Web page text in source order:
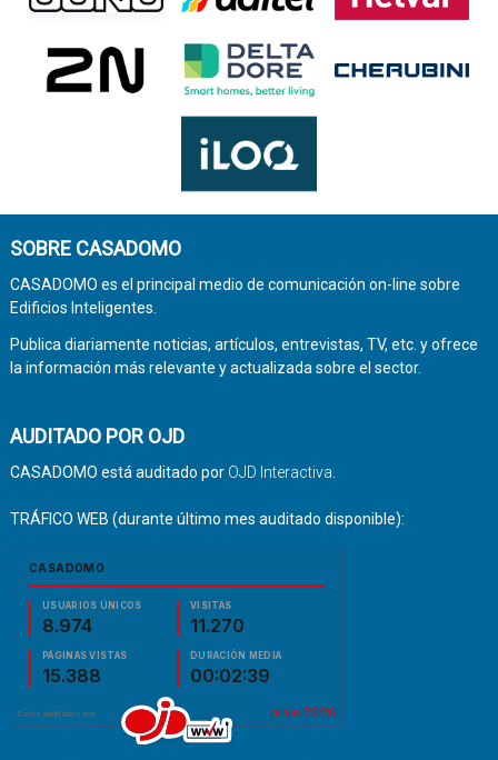
SOBRE CASADOMO
CASADOMO es el principal medio de comunicación on-line sobre
Edificios Inteligentes.
Publica diariamente noticias, artículos, entrevistas, TV, etc. y ofrece
la información más relevante y actualizada sobre el sector.
AUDITADO POR OJD
CASADOMO está auditado por OJD Interactiva
TRÁFICO WEB (durante último mes auditado disponible):